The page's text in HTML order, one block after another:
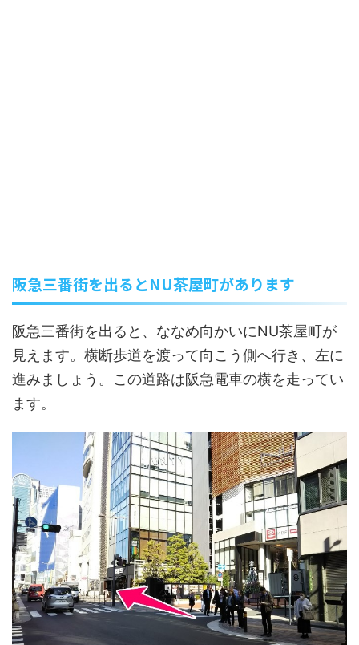
阪急三番街を出るとNU茶屋町があります
阪急三番街を出ると、ななめ向かいにNU茶屋町が
見えます。横断歩道を渡って向こう側へ行き、左に
進みましょう。この道路は阪急電車の横を走ってい
ます。